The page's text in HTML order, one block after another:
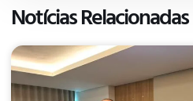
Notícias Relacionadas